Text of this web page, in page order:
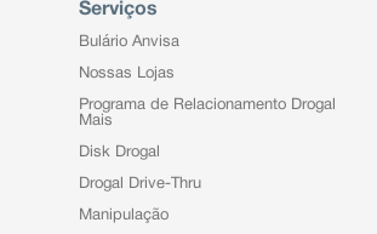
Serviços
Bulário Anvisa
Nossas Lojas
Programa de Relacionamento Drogal
Mais
Disk Drogal
Drogal Drive-Thru
Manipulação